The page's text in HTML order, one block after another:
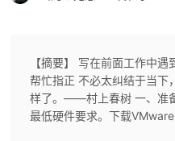
【摘要】 写在前面工作中
帮忙指正 不必太纠结于当下
样了。——村上春树 一、准
最低硬件要求。下载